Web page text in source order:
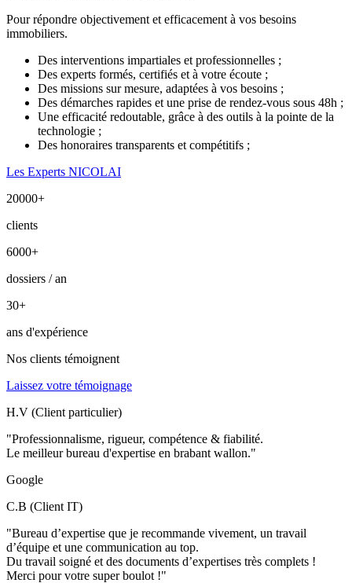
Pour répondre objectivement et efficacement à vos besoins
immobiliers.
Des interventions impartiales et professionnelles ;
Des experts formés, certifiés et à votre écoute ;
Des missions sur mesure, adaptées à vos besoins ;
Des démarches rapides et une prise de rendez-vous sous 48h ;
Une efficacité redoutable, grâce à des outils à la pointe de la
technologie ;
Des honoraires transparents et compétitifs ;
Les Experts NICOLAI
20000+
clients
6000+
dossiers / an
30+
ans d'expérience
Nos clients témoignent
Laissez votre témoignage
H.V (Client particulier)
"Professionnalisme, rigueur, compétence & fiabilité.
Le meilleur bureau d'expertise en brabant wallon."
Google
C.B (Client IT)
"Bureau d’expertise que je recommande vivement, un travail
d’équipe et une communication au top.
Du travail soigné et des documents d’expertises très complets !
Merci pour votre super boulot !"